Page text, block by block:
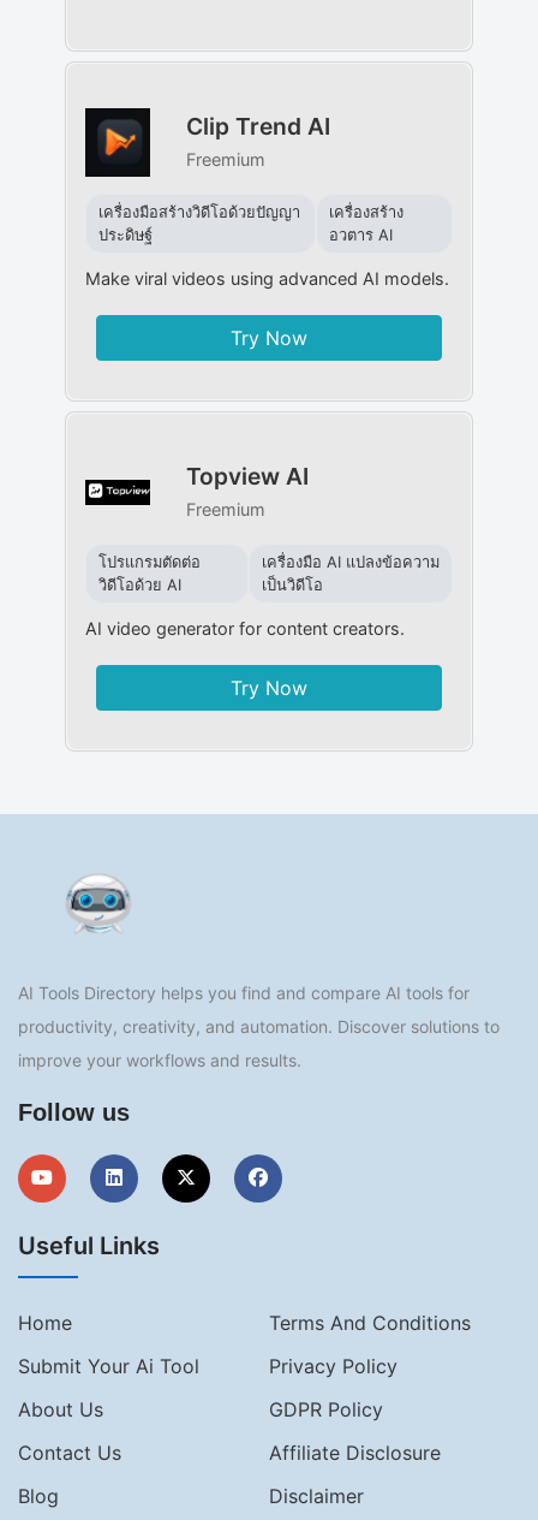
Clip Trend AI
Freemium
เครื่องมือสร้างวิดีโอด้วยปัญญา
ประดิษฐ์
เครื่องสร้าง
อวตาร AI
Make viral videos using advanced AI models.
Try Now
Topview AI
Freemium
โปรแกรมตัดต่อ
วิดีโอด้วย AI
เครื่องมือ AI แปลงข้อความ
เป็นวิดีโอ
AI video generator for content creators.
Try Now
AI Tools Directory helps you find and compare AI tools for
productivity, creativity, and automation. Discover solutions to
improve your workflows and results.
Follow us
Useful Links
Home
Terms And Conditions
Submit Your Ai Tool
Privacy Policy
About Us
GDPR Policy
Contact Us
Affiliate Disclosure
Blog
Disclaimer